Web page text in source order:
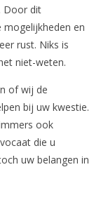
Door dit
en
rust. Niks is
niet-weten.
of wij de
bij uw kwestie.
ook
die u
uw belangen in